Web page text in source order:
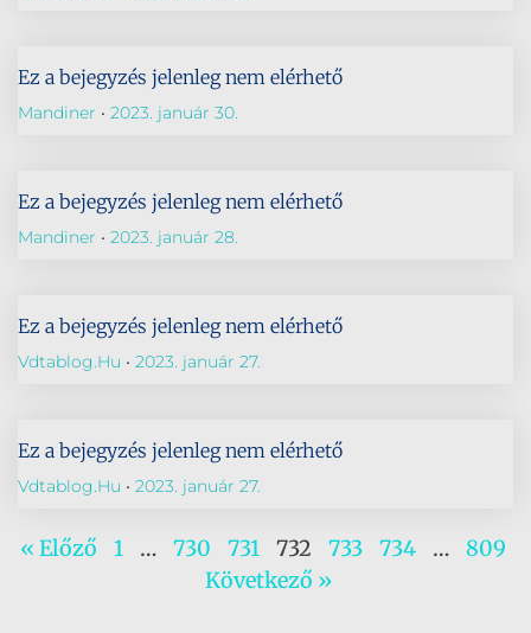
Ez a bejegyzés jelenleg nem elérhető
Mandiner 2023. január 30.
Ez a bejegyzés jelenleg nem elérhető
Mandiner 2023. január 28.
Ez a bejegyzés jelenleg nem elérhető
Vdtablog.hu 2023. január 27.
Ez a bejegyzés jelenleg nem elérhető
Vdtablog.hu 2023. január 27.
« Előző 1 … 730 731 732 733 734 …
809
Következő »